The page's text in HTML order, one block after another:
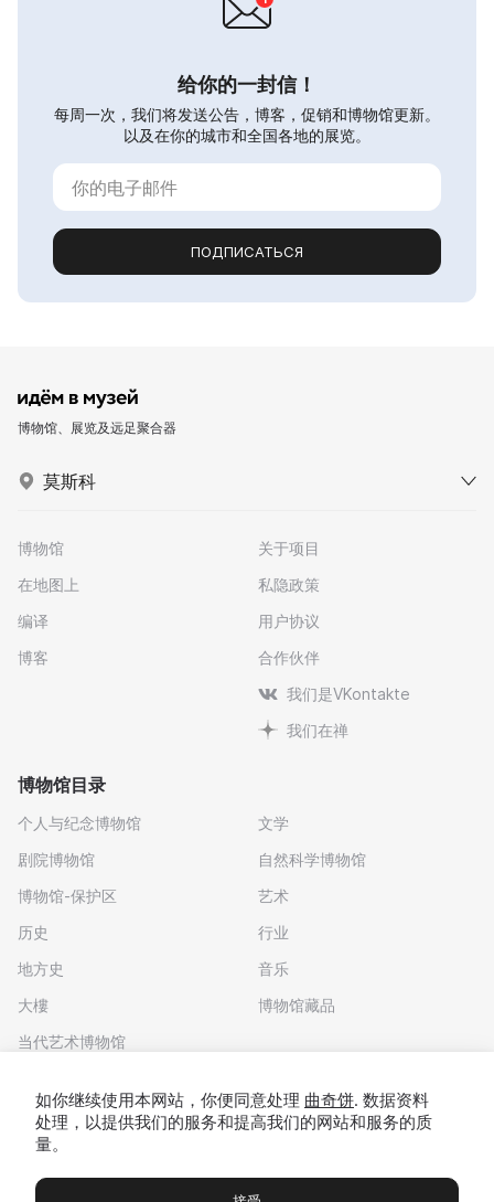
给你的一封信！
每周一次，我们将发送公告，博客，促销和博物馆更新。
以及在你的城市和全国各地的展览。
ПОДПИСАТЬСЯ
博物馆、展览及远足聚合器
莫斯科
博物馆
在地图上
编译
博客
关于项目
私隐政策
用户协议
合作伙伴
我们是VKontakte
我们在禅
博物馆目录
个人与纪念博物馆
剧院博物馆
博物馆-保护区
历史
地方史
大樓
当代艺术博物馆
文学
自然科学博物馆
艺术
行业
音乐
博物馆藏品
如你继续使用本网站，你便同意处理 曲奇饼. 数据资料
处理，以提供我们的服务和提高我们的网站和服务的质
量。